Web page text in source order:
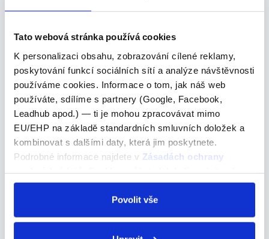
Tato webová stránka používá cookies
K personalizaci obsahu, zobrazování cílené reklamy,
poskytování funkcí sociálních sítí a analýze návštěvnosti
používáme cookies. Informace o tom, jak náš web
používáte, sdílíme s partnery (Google, Facebook,
Leadhub apod.) — ti je mohou zpracovávat mimo
EU/EHP na základě standardních smluvních doložek a
kombinovat s dalšími daty, která jim poskytnete.
Podrobné informace najdete v Zásadách ochrany
odvolat v nastavení cookies, případně se obrátit na
Povolit vše
používají k vyjádření různých aspektů minulosti.
Tyto časy jsou:
Past Simple(Prostý minulý čas) - používá se pro
akce, které se staly a skončily v minulosti.
Například: "
I visited London last year
." (Minulý rok
Past Continuous(Průběhový minulý čas) - používá
se pro akce, které probíhaly v určitém bodě v
minulosti. Například: "I was reading when you
" (Četl jsem, když jsi volal.)